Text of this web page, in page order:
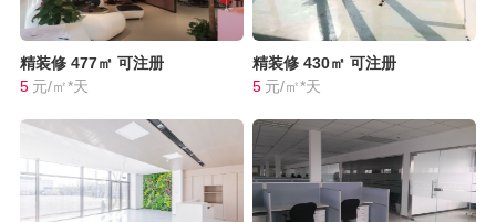
精装修 477㎡ 可注册
5 元/㎡*天
精装修 430㎡ 可注册
5 元/㎡*天